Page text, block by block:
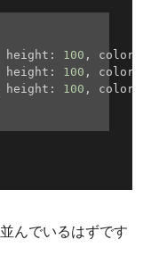
height : 100 , color
height : 100 , color
height : 100 , color
んでいるはずです